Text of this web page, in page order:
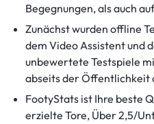
Begegnungen, als auch
Zunächst wurden offline
dem Video Assistent und
unbewertete Testspiele
abseits der Öffentlichkeit
FootyStats ist Ihre beste
erzielte Tore, Über 2,5/